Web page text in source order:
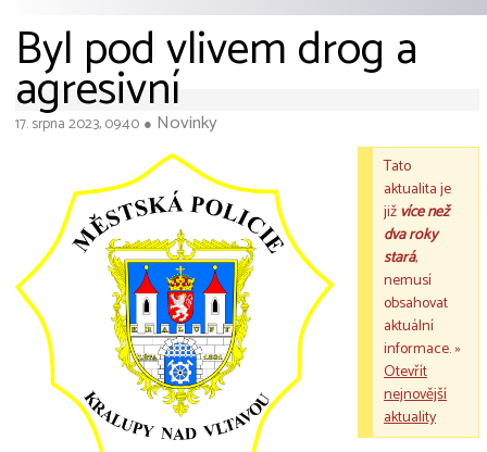
Byl pod vlivem drog a
agresivní
17. srpna 2023, 09:40 ● Novinky
Tato
aktualita je
jižvíce než
dva roky
stará,
nemusí
obsahovat
aktuální
informace. »
Otevřít
nejnovější
aktuality